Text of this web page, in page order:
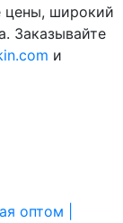
цены, широкий
Заказывайте
и